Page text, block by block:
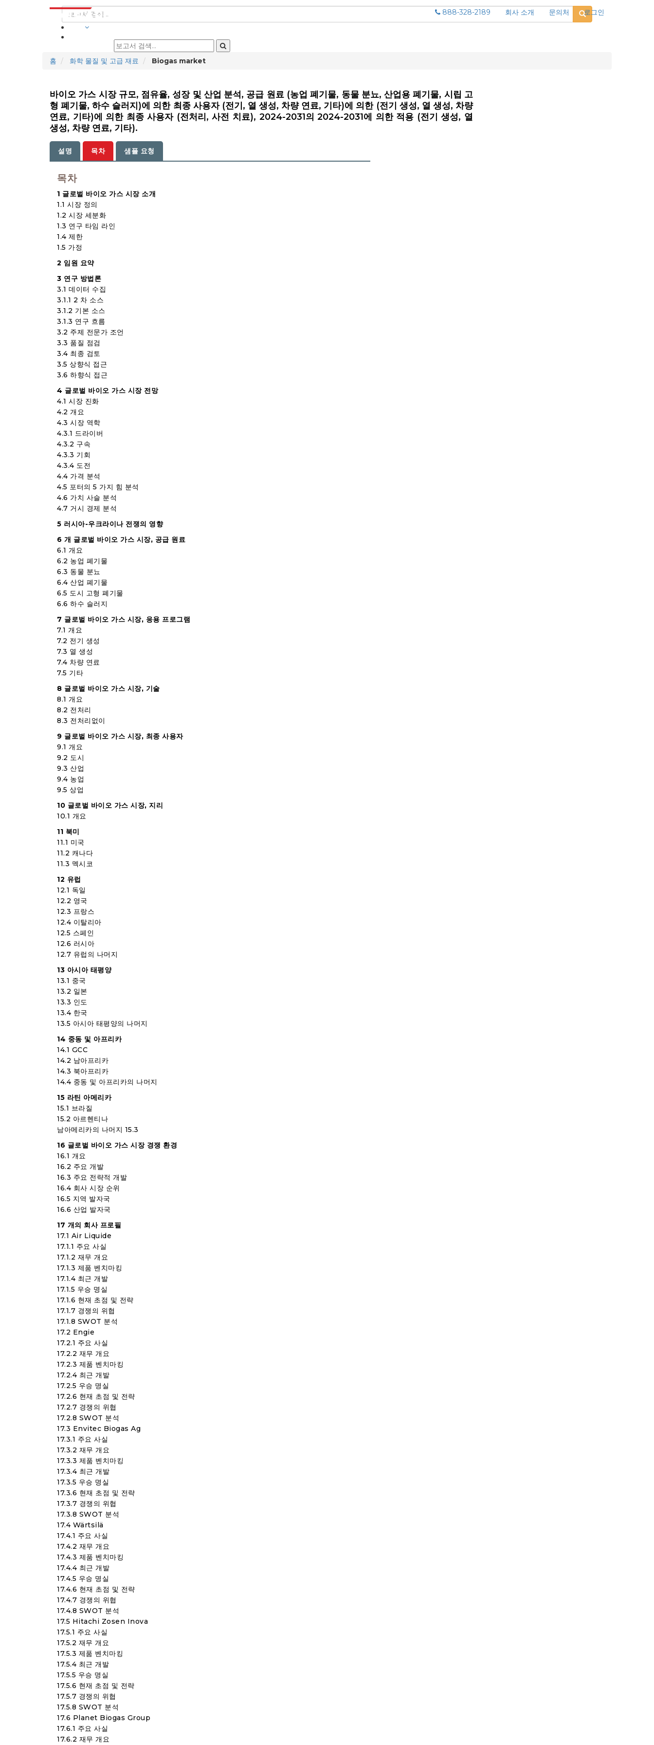
888-328-2189 회사 소개 문의처
로그인
홈 화학 물질 및 고급 재료 Biogas market
바이오 가스 시장 규모, 점유율, 성장 및 산업 분석, 공급 원료 (농업 폐기물, 동물 분뇨, 산업용 폐기물, 시립 고
형 폐기물, 하수 슬러지)에 의한 최종 사용자 (전기, 열 생성, 차량 연료, 기타)에 의한 (전기 생성, 열 생성, 차량
연료, 기타)에 의한 최종 사용자 (전처리, 사전 치료), 2024-2031의 2024-2031에 의한 적용 (전기 생성, 열
생성, 차량 연료, 기타).
설명 목차 샘플 요청
목차
1 글로벌 바이오 가스 시장 소개
1.1 시장 정의
1.2 시장 세분화
1.3 연구 타임 라인
1.4 제한
1.5 가정
2 임원 요약
3 연구 방법론
3.1 데이터 수집
3.1.1 2 차 소스
3.1.2 기본 소스
3.1.3 연구 흐름
3.2 주제 전문가 조언
3.3 품질 점검
3.4 최종 검토
3.5 상향식 접근
3.6 하향식 접근
4 글로벌 바이오 가스 시장 전망
4.1 시장 진화
4.2 개요
4.3 시장 역학
4.3.1 드라이버
4.3.2 구속
4.3.3 기회
4.3.4 도전
4.4 가격 분석
4.5 포터의 5 가지 힘 분석
4.6 가치 사슬 분석
4.7 거시 경제 분석
5 러시아-우크라이나 전쟁의 영향
6 개 글로벌 바이오 가스 시장, 공급 원료
6.1 개요
6.2 농업 폐기물
6.3 동물 분뇨
6.4 산업 폐기물
6.5 도시 고형 폐기물
6.6 하수 슬러지
7 글로벌 바이오 가스 시장, 응용 프로그램
7.1 개요
7.2 전기 생성
7.3 열 생성
7.4 차량 연료
7.5 기타
8 글로벌 바이오 가스 시장, 기술
8.1 개요
8.2 전처리
8.3 전처리없이
9 글로벌 바이오 가스 시장, 최종 사용자
9.1 개요
9.2 도시
9.3 산업
9.4 농업
9.5 상업
10 글로벌 바이오 가스 시장, 지리
10.1 개요
11 북미
11.1 미국
11.2 캐나다
11.3 멕시코
12 유럽
12.1 독일
12.2 영국
12.3 프랑스
12.4 이탈리아
12.5 스페인
12.6 러시아
12.7 유럽의 나머지
13 아시아 태평양
13.1 중국
13.2 일본
13.3 인도
13.4 한국
13.5 아시아 태평양의 나머지
14 중동 및 아프리카
14.1 GCC
14.2 남아프리카
14.3 북아프리카
14.4 중동 및 아프리카의 나머지
15 라틴 아메리카
15.1 브라질
15.2 아르헨티나
남아메리카의 나머지 15.3
16 글로벌 바이오 가스 시장 경쟁 환경
16.1 개요
16.2 주요 개발
16.3 주요 전략적 개발
16.4 회사 시장 순위
16.5 지역 발자국
16.6 산업 발자국
17 개의 회사 프로필
17.1 Air Liquide
17.1.1 주요 사실
17.1.2 재무 개요
17.1.3 제품 벤치마킹
17.1.4 최근 개발
17.1.5 우승 명실
17.1.6 현재 초점 및 전략
17.1.7 경쟁의 위협
17.1.8 SWOT 분석
17.2 Engie
17.2.1 주요 사실
17.2.2 재무 개요
17.2.3 제품 벤치마킹
17.2.4 최근 개발
17.2.5 우승 명실
17.2.6 현재 초점 및 전략
17.2.7 경쟁의 위협
17.2.8 SWOT 분석
17.3 Envitec Biogas Ag
17.3.1 주요 사실
17.3.2 재무 개요
17.3.3 제품 벤치마킹
17.3.4 최근 개발
17.3.5 우승 명실
17.3.6 현재 초점 및 전략
17.3.7 경쟁의 위협
17.3.8 SWOT 분석
17.4 Wärtsilä
17.4.1 주요 사실
17.4.2 재무 개요
17.4.3 제품 벤치마킹
17.4.4 최근 개발
17.4.5 우승 명실
17.4.6 현재 초점 및 전략
17.4.7 경쟁의 위협
17.4.8 SWOT 분석
17.5 Hitachi Zosen Inova
17.5.1 주요 사실
17.5.2 재무 개요
17.5.3 제품 벤치마킹
17.5.4 최근 개발
17.5.5 우승 명실
17.5.6 현재 초점 및 전략
17.5.7 경쟁의 위협
17.5.8 SWOT 분석
17.6 Planet Biogas Group
17.6.1 주요 사실
17.6.2 재무 개요